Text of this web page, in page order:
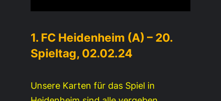
1. FC Heidenheim (A) – 20.
Spieltag, 02.02.24
Unsere Karten für das Spiel in